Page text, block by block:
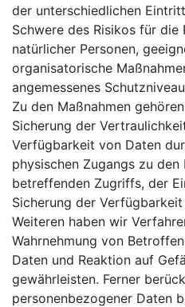
der unterschiedlichen
Schwere des Risikos für die
natürlicher Personen,
organisatorische
angemessenes
Zu den Maßnahmen
Sicherung der
Verfügbarkeit von Daten
physischen Zugangs zu
betreffenden Zugriffs, der
Sicherung der
Weiteren haben wir
Wahrnehmung von
Daten und Reaktion auf
gewährleisten. Ferner
personenbezogener Daten